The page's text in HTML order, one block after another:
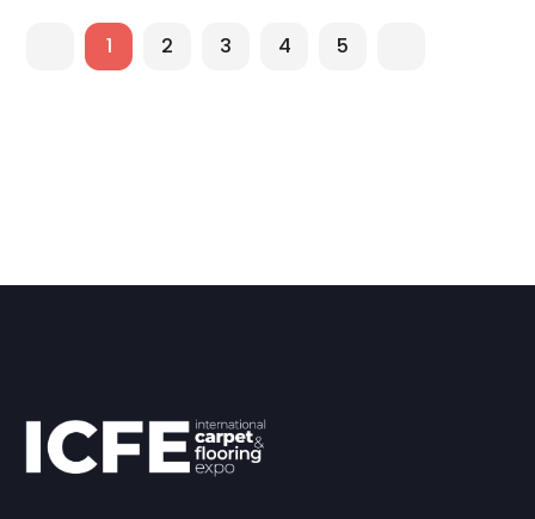
1 2 3 4 5